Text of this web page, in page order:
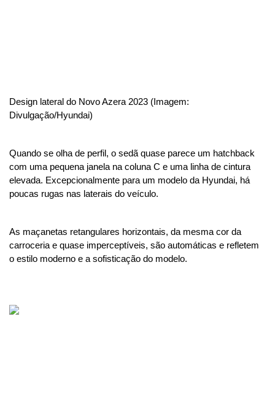
Design lateral do Novo Azera 2023 (Imagem:
Divulgação/Hyundai)
Quando se olha de perfil, o sedã quase parece um hatchback
com uma pequena janela na coluna C e uma linha de cintura
elevada. Excepcionalmente para um modelo da Hyundai, há
poucas rugas nas laterais do veículo.
As maçanetas retangulares horizontais, da mesma cor da
carroceria e quase imperceptíveis, são automáticas e refletem
o estilo moderno e a sofisticação do modelo.